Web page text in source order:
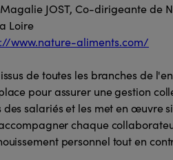
JOST, Co-dirigeante de
Loire
www.nature-aliments.com/
de toutes les branches de
pour assurer une gestion
salariés et les met en œuvre
chaque
personnel tout en